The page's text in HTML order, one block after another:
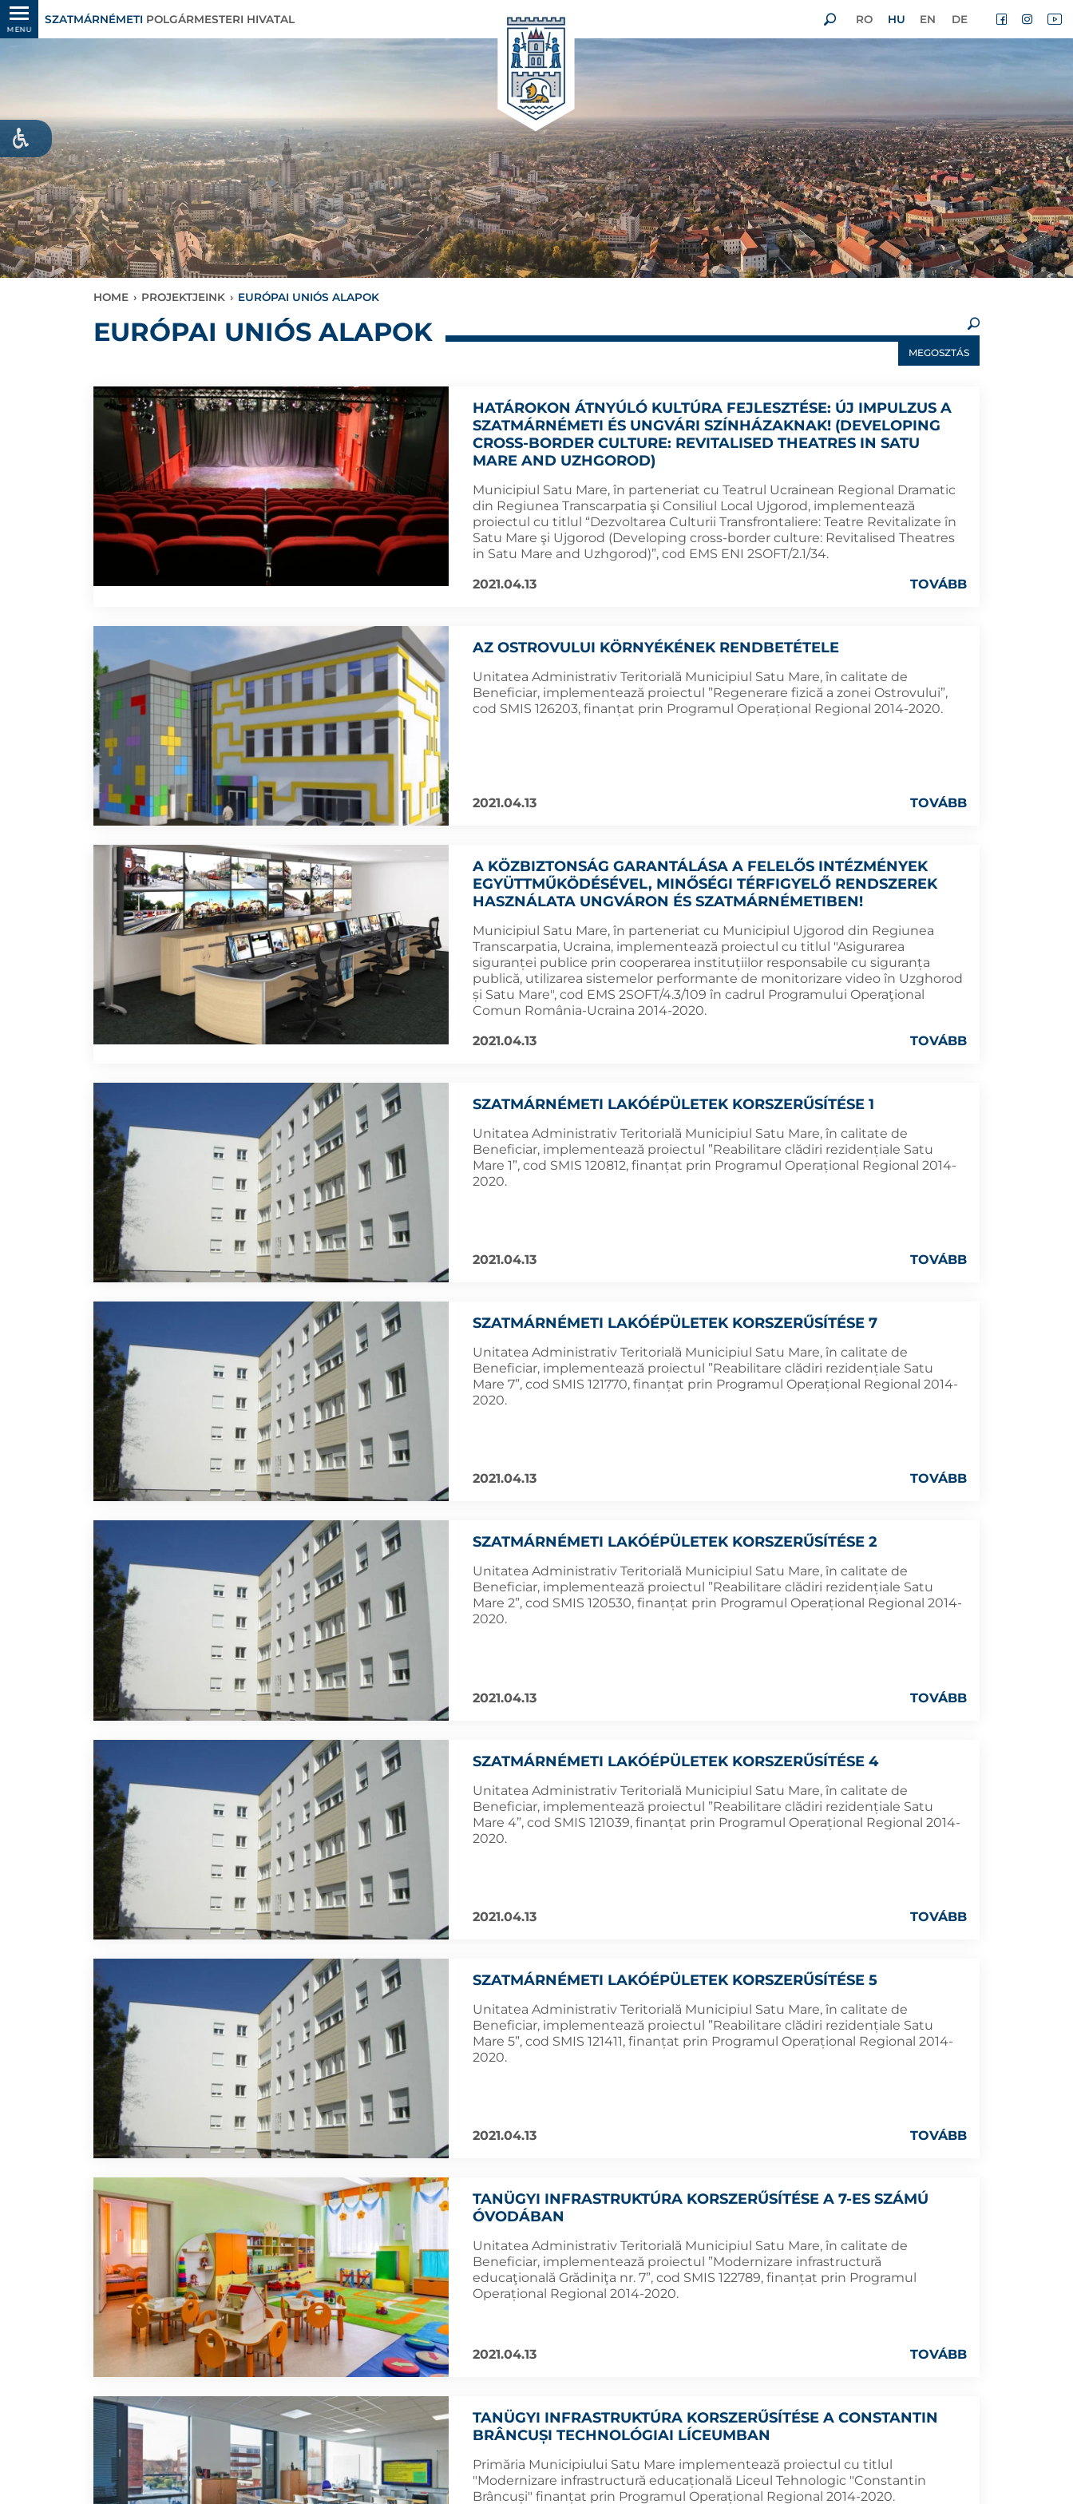
MENU
SZATMÁRNÉMETI POLGÁRMESTERI HIVATAL RO HU EN DE
HOME › PROJEKTJEINK › EURÓPAI UNIÓS ALAPOK
EURÓPAI UNIÓS ALAPOK
MEGOSZTÁS
HATÁROKON ÁTNYÚLÓ KULTÚRA FEJLESZTÉSE: ÚJ IMPULZUS A
SZATMÁRNÉMETI ÉS UNGVÁRI SZÍNHÁZAKNAK! (DEVELOPING
CROSS-BORDER CULTURE: REVITALISED THEATRES IN SATU
MARE AND UZHGOROD)
Municipiul Satu Mare, în parteneriat cu Teatrul Ucrainean Regional Dramatic
din Regiunea Transcarpatia şi Consiliul Local Ujgorod, implementează
proiectul cu titlul “Dezvoltarea Culturii Transfrontaliere: Teatre Revitalizate în
Satu Mare şi Ujgorod (Developing cross-border culture: Revitalised Theatres
in Satu Mare and Uzhgorod)”, cod EMS ENI 2SOFT/2.1/34.
2021.04.13
TOVÁBB
AZ OSTROVULUI KÖRNYÉKÉNEK RENDBETÉTELE
Unitatea Administrativ Teritorială Municipiul Satu Mare, în calitate de
Beneficiar, implementează proiectul ”Regenerare fizică a zonei Ostrovului”,
cod SMIS 126203, finanțat prin Programul Operațional Regional 2014-2020.
2021.04.13 TOVÁBB
A KÖZBIZTONSÁG GARANTÁLÁSA A FELELŐS INTÉZMÉNYEK
EGYÜTTMŰKÖDÉSÉVEL, MINŐSÉGI TÉRFIGYELŐ RENDSZEREK
HASZNÁLATA UNGVÁRON ÉS SZATMÁRNÉMETIBEN!
Municipiul Satu Mare, în parteneriat cu Municipiul Ujgorod din Regiunea
Transcarpatia, Ucraina, implementează proiectul cu titlul "Asigurarea
siguranței publice prin cooperarea instituțiilor responsabile cu siguranța
publică, utilizarea sistemelor performante de monitorizare video în Uzghorod
și Satu Mare", cod EMS 2SOFT/4.3/109 în cadrul Programului Operaţional
Comun România-Ucraina 2014-2020.
2021.04.13
TOVÁBB
SZATMÁRNÉMETI LAKÓÉPÜLETEK KORSZERŰSÍTÉSE 1
Unitatea Administrativ Teritorială Municipiul Satu Mare, în calitate de
Beneficiar, implementează proiectul ”Reabilitare clădiri rezidențiale Satu
Mare 1”, cod SMIS 120812, finanțat prin Programul Operațional Regional 2014-
2020.
2021.04.13 TOVÁBB
SZATMÁRNÉMETI LAKÓÉPÜLETEK KORSZERŰSÍTÉSE 7
Unitatea Administrativ Teritorială Municipiul Satu Mare, în calitate de
Beneficiar, implementează proiectul ”Reabilitare clădiri rezidențiale Satu
Mare 7”, cod SMIS 121770, finanțat prin Programul Operațional Regional 2014-
2020.
2021.04.13 TOVÁBB
SZATMÁRNÉMETI LAKÓÉPÜLETEK KORSZERŰSÍTÉSE 2
Unitatea Administrativ Teritorială Municipiul Satu Mare, în calitate de
Beneficiar, implementează proiectul ”Reabilitare clădiri rezidențiale Satu
Mare 2”, cod SMIS 120530, finanțat prin Programul Operațional Regional 2014-
2020.
2021.04.13 TOVÁBB
SZATMÁRNÉMETI LAKÓÉPÜLETEK KORSZERŰSÍTÉSE 4
Unitatea Administrativ Teritorială Municipiul Satu Mare, în calitate de
Beneficiar, implementează proiectul ”Reabilitare clădiri rezidențiale Satu
Mare 4”, cod SMIS 121039, finanțat prin Programul Operațional Regional 2014-
2020.
2021.04.13 TOVÁBB
SZATMÁRNÉMETI LAKÓÉPÜLETEK KORSZERŰSÍTÉSE 5
Unitatea Administrativ Teritorială Municipiul Satu Mare, în calitate de
Beneficiar, implementează proiectul ”Reabilitare clădiri rezidențiale Satu
Mare 5”, cod SMIS 121411, finanțat prin Programul Operațional Regional 2014-
2020.
2021.04.13 TOVÁBB
TANÜGYI INFRASTRUKTÚRA KORSZERŰSÍTÉSE A 7-ES SZÁMÚ
ÓVODÁBAN
Unitatea Administrativ Teritorială Municipiul Satu Mare, în calitate de
Beneficiar, implementează proiectul ”Modernizare infrastructură
educaţională Grădiniţa nr. 7”, cod SMIS 122789, finanțat prin Programul
Operațional Regional 2014-2020.
2021.04.13 TOVÁBB
TANÜGYI INFRASTRUKTÚRA KORSZERŰSÍTÉSE A CONSTANTIN
BRÂNCUȘI TECHNOLÓGIAI LÍCEUMBAN
Primăria Municipiului Satu Mare implementează proiectul cu titlul
"Modernizare infrastructură educațională Liceul Tehnologic "Constantin
Brâncuși" finanțat prin Programul Operațional Regional 2014-2020.